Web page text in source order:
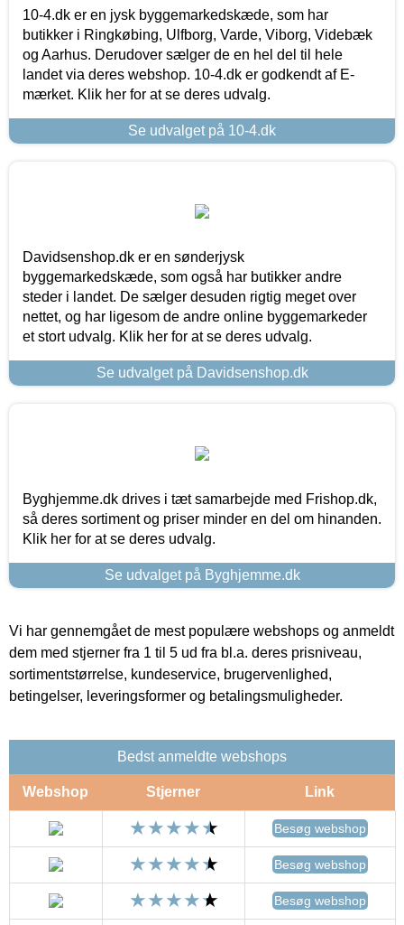
10-4.dk er en jysk byggemarkedskæde, som har
butikker i Ringkøbing, Ulfborg, Varde, Viborg, Videbæk
og Aarhus. Derudover sælger de en hel del til hele
landet via deres webshop. 10-4.dk er godkendt af E-
mærket. Klik her for at se deres udvalg.
Se udvalget på 10-4.dk
Davidsenshop.dk er en sønderjysk
byggemarkedskæde, som også har butikker andre
steder i landet. De sælger desuden rigtig meget over
nettet, og har ligesom de andre online byggemarkeder
et stort udvalg. Klik her for at se deres udvalg.
Se udvalget på Davidsenshop.dk
Byghjemme.dk drives i tæt samarbejde med Frishop.dk,
så deres sortiment og priser minder en del om hinanden.
Klik her for at se deres udvalg.
Se udvalget på Byghjemme.dk
Vi har gennemgået de mest populære webshops og anmeldt
dem med stjerner fra 1 til 5 ud fra bl.a. deres prisniveau,
sortimentstørrelse, kundeservice, brugervenlighed,
betingelser, leveringsformer og betalingsmuligheder.
Bedst anmeldte webshops
Webshop Stjerner Link
Besøg webshop
Besøg webshop
Besøg webshop